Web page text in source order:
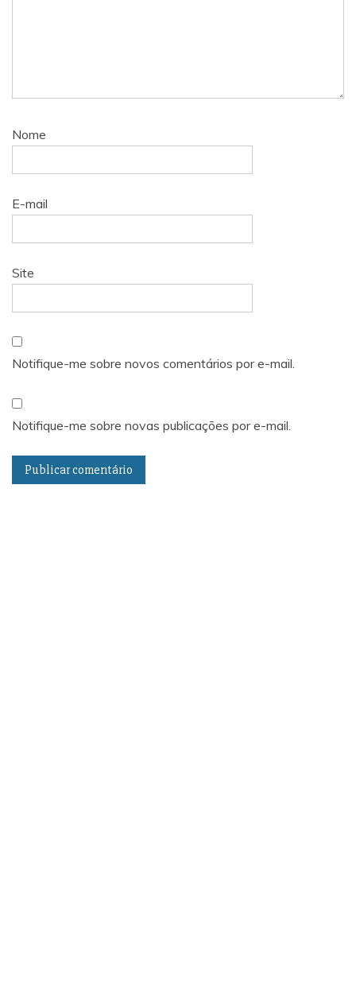
Nome
E-mail
Site
Notifique-me sobre novos comentários por e-mail.
Notifique-me sobre novas publicações por e-mail.